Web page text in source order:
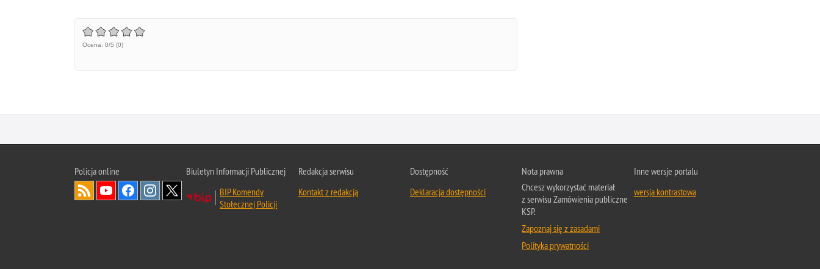
Ocena: 0/5 (0)
Policja online
Biuletyn Informacji Publicznej
BIP Komendy
Stołecznej Policji
Redakcja serwisu
Kontakt z redakcją
Dostępność
Deklaracja dostępności
Nota prawna
Chcesz wykorzystać materiał
z serwisu Zamówienia publiczne
KSP.
Zapoznaj się z zasadami
Polityka prywatności
Inne wersje portalu
wersja kontrastowa